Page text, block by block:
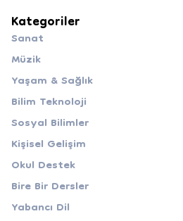
Kategoriler
Sanat
Müzik
Yaşam & Sağlık
Bilim Teknoloji
Sosyal Bilimler
Kişisel Gelişim
Okul Destek
Bire Bir Dersler
Yabancı Dil